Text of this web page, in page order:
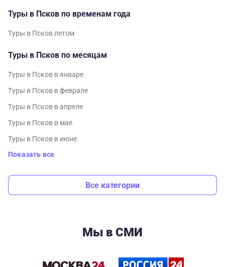
Туры в Псков по временам года
Туры в Псков летом
Туры в Псков по месяцам
Туры в Псков в январе
Туры в Псков в феврале
Туры в Псков в апреле
Туры в Псков в мае
Туры в Псков в июне
Показать все
Все категории
Мы в СМИ